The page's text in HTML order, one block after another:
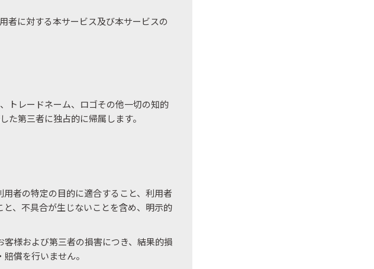
者に対する本サービス及び本サービスの
トレードネーム、ロゴその他一切の知的
た第三者に独占的に帰属します。
者の特定の目的に適合すること、利用者
、不具合が生じないことを含め、明示的
様および第三者の損害につき、結果的損
償を行いません。